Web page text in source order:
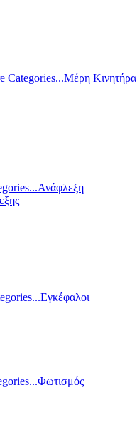
Categories...Μέρη Kινητήρα
Ανάφλεξη
Εγκέφαλοι
Φωτισμός